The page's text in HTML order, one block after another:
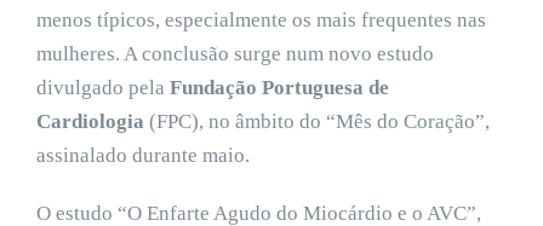
menos típicos, especialmente os mais frequentes nas
mulheres. A conclusão surge num novo estudo
divulgado pela Fundação Portuguesa de
Cardiologia (FPC), no âmbito do “Mês do Coração”,
assinalado durante maio.
O estudo “O Enfarte Agudo do Miocárdio e o AVC”,